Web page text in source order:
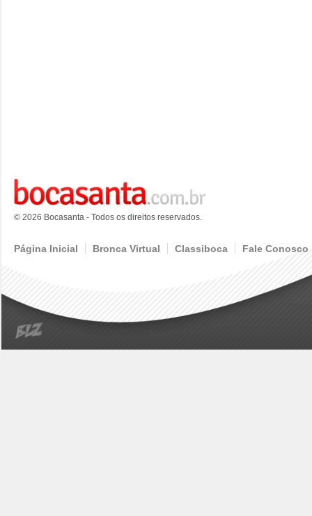
© 2026 Bocasanta - Todos os direitos reservados.
Página Inicial Bronca Virtual Classiboca Fale Conosco